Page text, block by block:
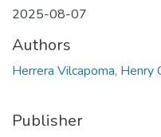
2025-08-07
Authors
Herrera Vilcapoma, Henry
Publisher